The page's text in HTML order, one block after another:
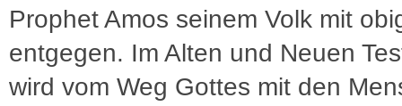
Prophet Amos seinem Volk mit
entgegen. Im Alten und Neuen
wird vom Weg Gottes mit den